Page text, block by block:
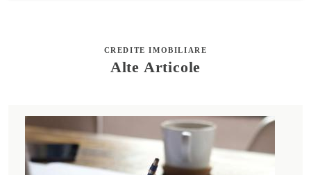
CREDITE IMOBILIARE
Alte Articole